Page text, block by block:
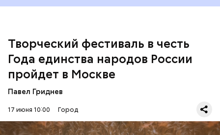
Творческий фестиваль в честь
Года единства народов России
пройдет в Москве
Павел Гриднев
17 июня 10:00 Город
Чтобы принять участие, нужно снять видео и
направить его вместе с заявкой до 15 августа в
сообществе
социальной сети во ВКонтакте.
реализации программы реновации в два раза.